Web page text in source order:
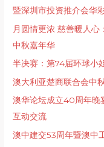
暨深圳市投资推介会华
月圆情更浓 慈善暖人
中秋嘉年华
半决赛：第74届环球小
澳大利亚楚商联合会中
澳华论坛成立40周年晚
互动交流
澳中建交53周年暨澳中